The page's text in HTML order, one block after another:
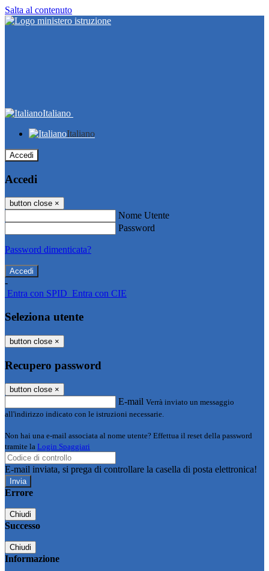
Salta al contenuto
Italiano
Italiano
Accedi
Accedi
button close ×
Nome Utente
Password
Password dimenticata?
-
Entra con SPID Entra con CIE
Seleziona utente
button close ×
Recupero password
button close ×
E-mail Verrà inviato un messaggio
all'indirizzo indicato con le istruzioni necessarie.
Non hai una e-mail associata al nome utente? Effettua il reset della password
tramite la Login Spaggiari
E-mail inviata, si prega di controllare la casella di posta elettronica!
Errore
Chiudi
Successo
Chiudi
Informazione